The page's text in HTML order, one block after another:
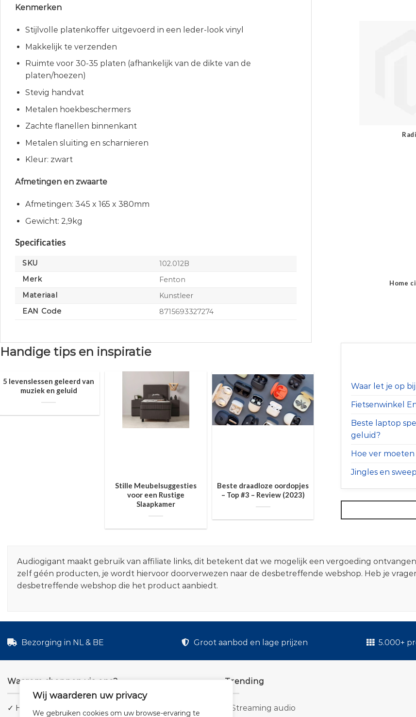
Wij waarderen uw privacy
We gebruiken cookies om uw browse-ervaring te
Kenmerken
Stijlvolle platenkoffer uitgevoerd in een leder-look vinyl
Makkelijk te verzenden
Ruimte voor 30-35 platen (afhankelijk van de dikte van de
platen/hoezen)
Stevig handvat
Metalen hoekbeschermers
Zachte flanellen binnenkant
Metalen sluiting en scharnieren
Kleur: zwart
Afmetingen en zwaarte
Afmetingen: 345 x 165 x 380mm
Gewicht: 2,9kg
Specificaties
SKU
102.012B
Merk
Fenton
Materiaal
Kunstleer
EAN Code
8715693327274
Home
Handige tips en inspiratie
5 levenslessen geleerd van
muziek en geluid
Stille Meubelsuggesties
voor een Rustige
Slaapkamer
Beste draadloze oordopjes
– Top #3 – Review (2023)
Waar let je op
Fietsenwinkel
Beste laptop
geluid?
Hoe ver moeten
Jingles en
Audiogigant maakt gebruik van affiliate links, dit betekent dat we mogelijk een vergoeding
zelf géén producten, je wordt hiervoor doorverwezen naar de desbetreffende webshop. Heb je
desbetreffende webshop die het product aanbiedt.
Bezorging in NL & BE Groot aanbod en lage prijzen 5.000+
Waarom shoppen via ons?
✓ Hoge kwaliteit geluid
Trending
Streaming audio